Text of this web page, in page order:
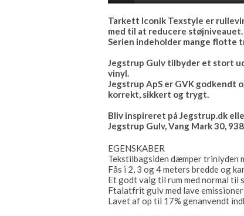
Tarkett Iconik Texstyle er
med til at reducere støjniveauet.
Serien indeholder mange flotte
Jegstrup Gulv tilbyder et stort
vinyl.
Jegstrup ApS er GVK godkendt
korrekt, sikkert og trygt.
Bliv inspireret på Jegstrup.dk
Jegstrup Gulv, Vang Mark 30,
EGENSKABER
Tekstilbagsiden dæmper trinlyden
Fås i 2, 3 og 4 meters bredde og
Et godt valg til rum med normal til
Ftalatfrit gulv med lave
Lavet af op til 17% genanvendt